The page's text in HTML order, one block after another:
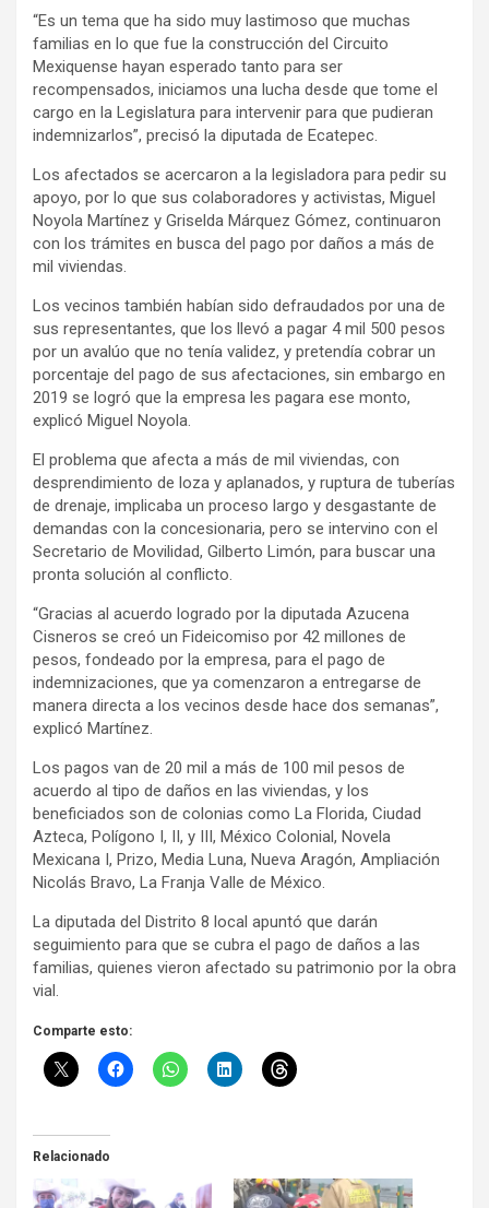
“Es un tema que ha sido muy lastimoso que muchas
familias en lo que fue la construcción del Circuito
Mexiquense hayan esperado tanto para ser
recompensados, iniciamos una lucha desde que tome el
cargo en la Legislatura para intervenir para que pudieran
indemnizarlos”, precisó la diputada de Ecatepec.
Los afectados se acercaron a la legisladora para pedir su
apoyo, por lo que sus colaboradores y activistas, Miguel
Noyola Martínez y Griselda Márquez Gómez, continuaron
con los trámites en busca del pago por daños a más de
mil viviendas.
Los vecinos también habían sido defraudados por una de
sus representantes, que los llevó a pagar 4 mil 500 pesos
por un avalúo que no tenía validez, y pretendía cobrar un
porcentaje del pago de sus afectaciones, sin embargo en
2019 se logró que la empresa les pagara ese monto,
explicó Miguel Noyola.
El problema que afecta a más de mil viviendas, con
desprendimiento de loza y aplanados, y ruptura de tuberías
de drenaje, implicaba un proceso largo y desgastante de
demandas con la concesionaria, pero se intervino con el
Secretario de Movilidad, Gilberto Limón, para buscar una
pronta solución al conflicto.
“Gracias al acuerdo logrado por la diputada Azucena
Cisneros se creó un Fideicomiso por 42 millones de
pesos, fondeado por la empresa, para el pago de
indemnizaciones, que ya comenzaron a entregarse de
manera directa a los vecinos desde hace dos semanas”,
explicó Martínez.
Los pagos van de 20 mil a más de 100 mil pesos de
acuerdo al tipo de daños en las viviendas, y los
beneficiados son de colonias como La Florida, Ciudad
Azteca, Polígono I, II, y III, México Colonial, Novela
Mexicana I, Prizo, Media Luna, Nueva Aragón, Ampliación
Nicolás Bravo, La Franja Valle de México.
La diputada del Distrito 8 local apuntó que darán
seguimiento para que se cubra el pago de daños a las
familias, quienes vieron afectado su patrimonio por la obra
vial.
Comparte esto:
Relacionado